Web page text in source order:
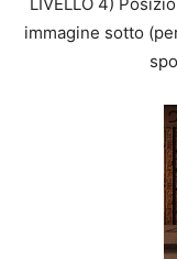
immagine sotto